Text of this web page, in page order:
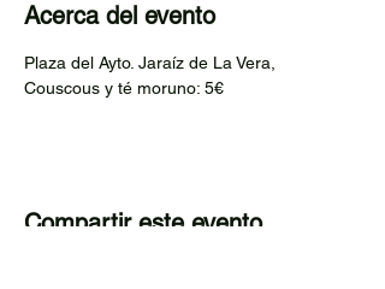
Acerca del evento
Plaza del Ayto. Jaraíz de La Vera,
Couscous y té moruno: 5€
Compartir este evento